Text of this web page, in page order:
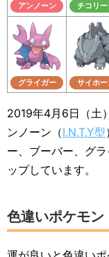
アンノーン チコリー
グライガー サイホー
2019年4月6日（土
ンノーン（I,N,T,Y型
ー、ブーバー、グ
ップしています。
色違いポケモン